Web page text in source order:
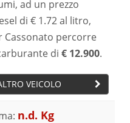
ad un prezzo
di € 1.72 al litro,
Cassonato percorre
di € 12.900.
VEICOLO
n.d. Kg